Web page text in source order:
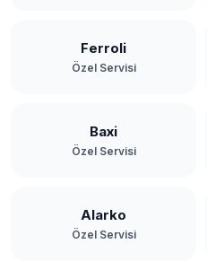
Ferroli
Özel Servisi
Baxi
Özel Servisi
Alarko
Özel Servisi